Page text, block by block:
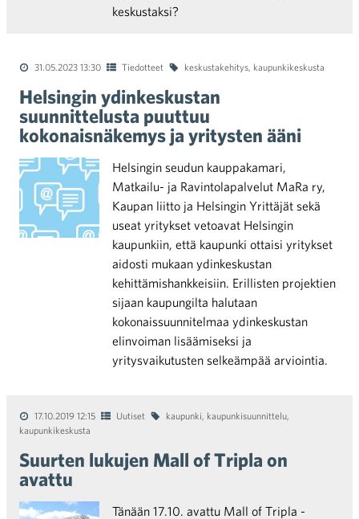
keskustaksi?
31.05.2023 13:30 Tiedotteet keskustakehitys, kaupunkikeskusta
Helsingin ydinkeskustan
suunnittelusta puuttuu
kokonaisnäkemys ja yritysten ääni
Helsingin seudun kauppakamari,
Matkailu- ja Ravintolapalvelut MaRa ry,
Kaupan liitto ja Helsingin Yrittäjät sekä
useat yritykset vetoavat Helsingin
kaupunkiin, että kaupunki ottaisi yritykset
aidosti mukaan ydinkeskustan
kehittämishankkeisiin. Erillisten projektien
sijaan kaupungilta halutaan
kokonaissuunnitelmaa ydinkeskustan
elinvoiman lisäämiseksi ja
yritysvaikutusten selkeämpää arviointia.
17.10.2019 12:15 Uutiset kaupunki, kaupunkisuunnittelu,
kaupunkikeskusta
Suurten lukujen Mall of Tripla on
avattu
Tänään 17.10. avattu Mall of Tripla -